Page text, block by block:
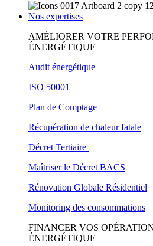
Nos expertises
AMÉLIORER VOTRE
ÉNERGÉTIQUE
Audit énergétique
ISO 50001
Plan de Comptage
Récupération de chaleur fatale
Décret Tertiaire
Maîtriser le Décret BACS
Rénovation Globale Résidentiel
Monitoring des consommations
FINANCER VOS
ÉNERGÉTIQUE